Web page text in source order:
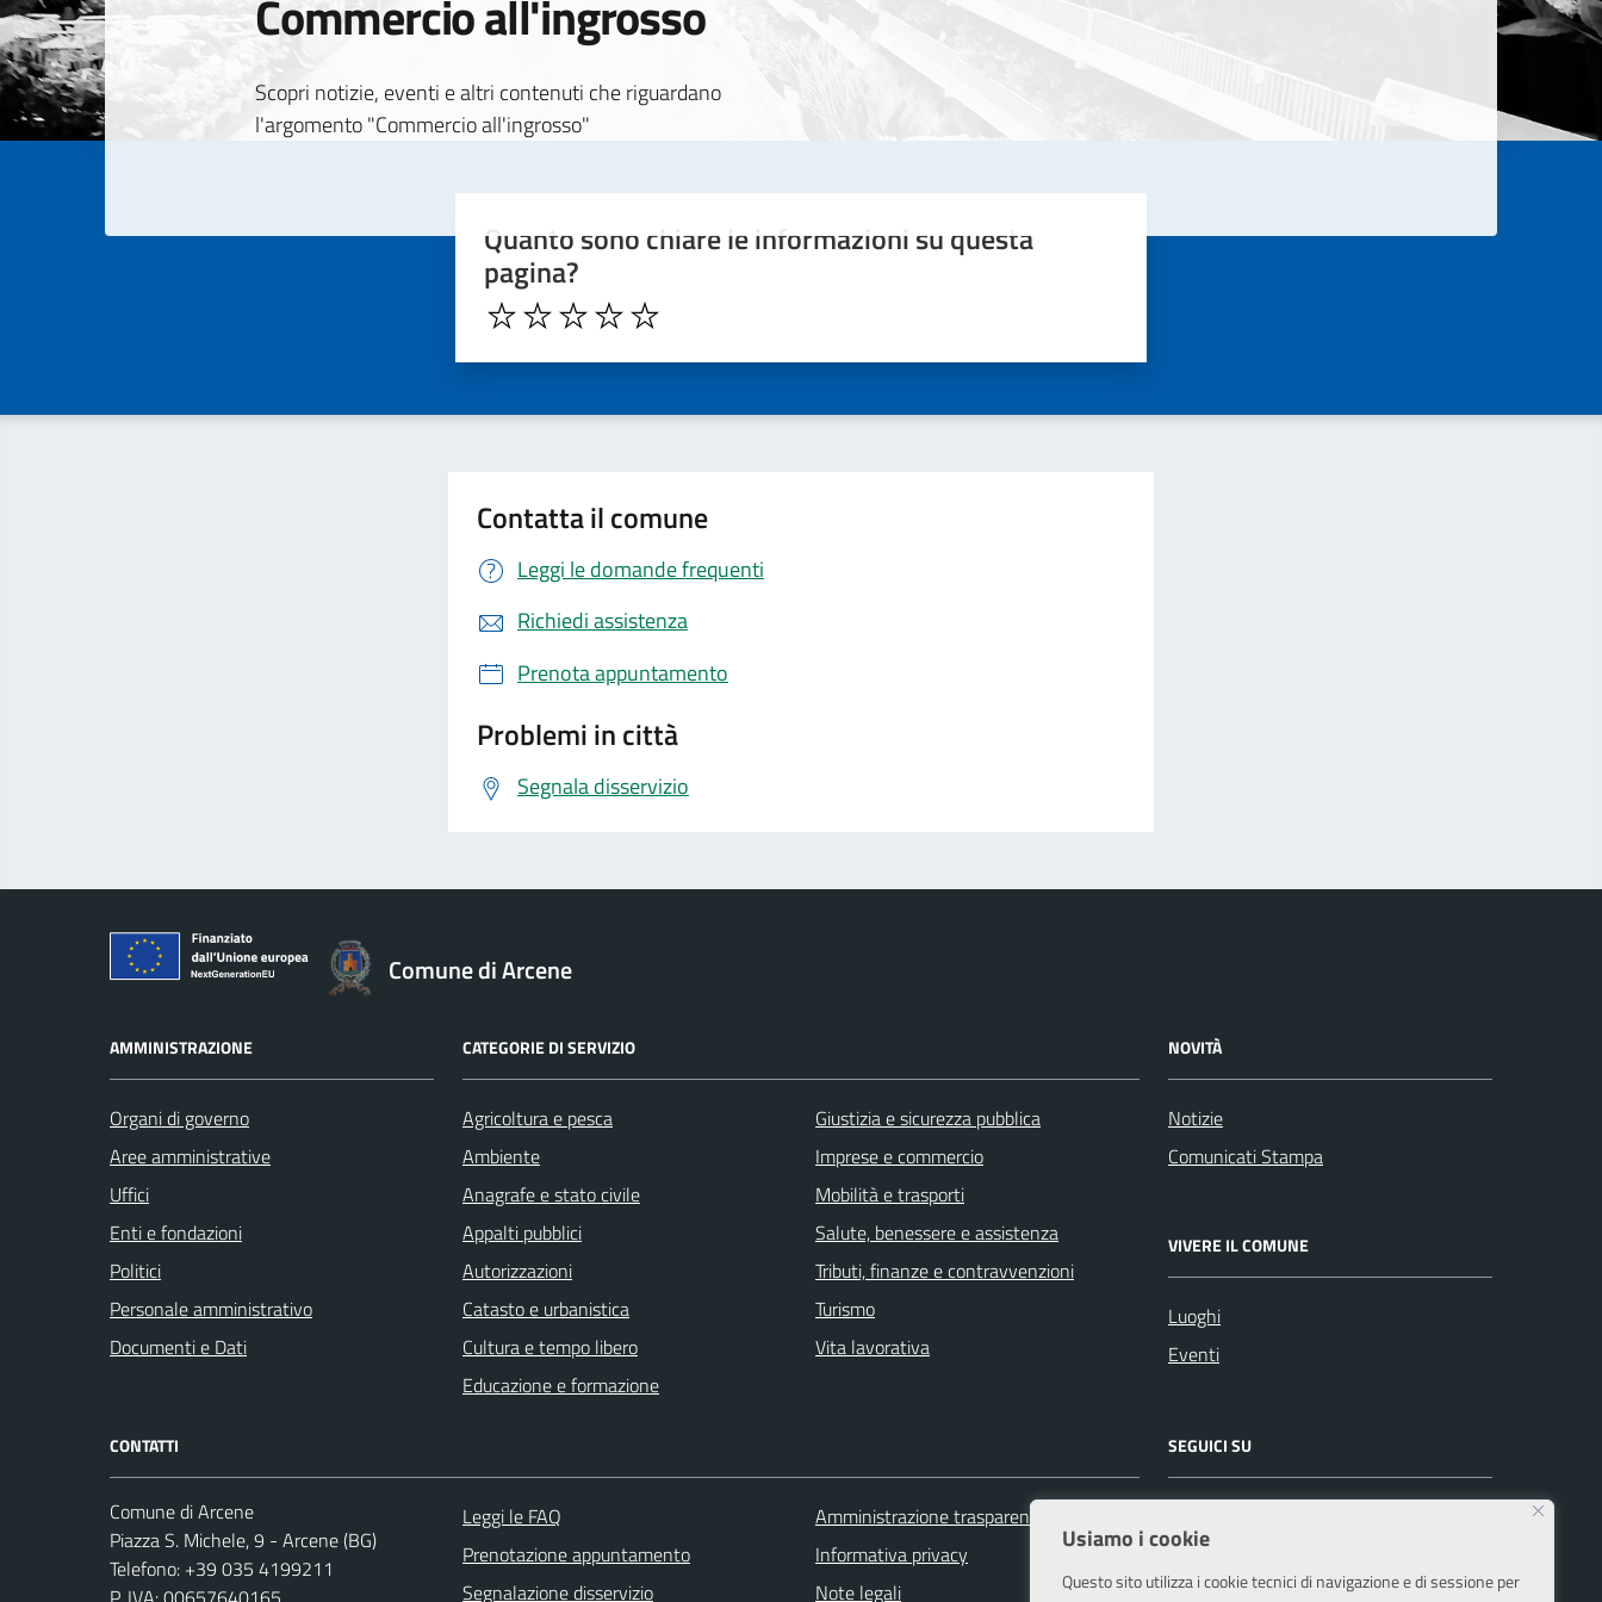
Usiamo i cookie
Questo sito utilizza i cookie tecnici di navigazione e di sessione per
Commercio all'ingrosso
Dettagli della notizia
Scopri notizie, eventi e altri contenuti che riguardano
l'argomento "Commercio all'ingrosso"
Quanto sono chiare le informazioni su questa
pagina?
Contatta il comune
Leggi le domande frequenti
Richiedi assistenza
Prenota appuntamento
Problemi in città
Segnala disservizio
Comune di Arcene
AMMINISTRAZIONE
Organi di governo
Aree amministrative
Uffici
Enti e fondazioni
Politici
Personale amministrativo
Documenti e Dati
CATEGORIE DI SERVIZIO
Agricoltura e pesca
Ambiente
Anagrafe e stato civile
Appalti pubblici
Autorizzazioni
Catasto e urbanistica
Cultura e tempo libero
Educazione e formazione
Giustizia e sicurezza pubblica
Imprese e commercio
Mobilità e trasporti
Salute, benessere e assistenza
Tributi, finanze e contravvenzioni
Turismo
Vita lavorativa
NOVITÀ
Notizie
Comunicati Stampa
VIVERE IL COMUNE
Luoghi
Eventi
CONTATTI
Comune di Arcene
Piazza S. Michele, 9 - Arcene (BG)
Telefono: +39 035 4199211
Leggi le FAQ
Prenotazione appuntamento
Segnalazione disservizio
Amministrazione trasparente
Informativa privacy
Note legali
SEGUICI SU